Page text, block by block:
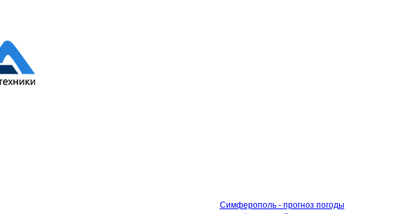
Симферополь - прогноз погоды